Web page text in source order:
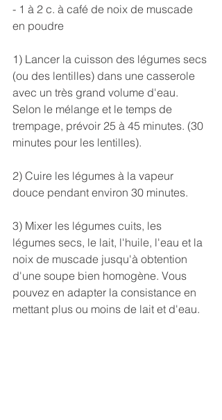
- 1 à 2 c. à café de noix de muscade
en poudre
1) Lancer la cuisson des légumes secs
(ou des lentilles) dans une casserole
avec un très grand volume d'eau.
Selon le mélange et le temps de
trempage, prévoir 25 à 45 minutes. (30
minutes pour les lentilles).
2) Cuire les légumes à la vapeur
douce pendant environ 30 minutes.
3) Mixer les légumes cuits, les
légumes secs, le lait, l'huile, l'eau et la
noix de muscade jusqu'à obtention
d'une soupe bien homogène. Vous
pouvez en adapter la consistance en
mettant plus ou moins de lait et d'eau.